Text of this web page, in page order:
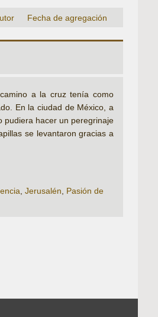
Fecha de agregación
a la cruz tenía como
En la ciudad de México, a
pudiera hacer un peregrinaje
se levantaron gracias a
, Jerusalén, Pasión de